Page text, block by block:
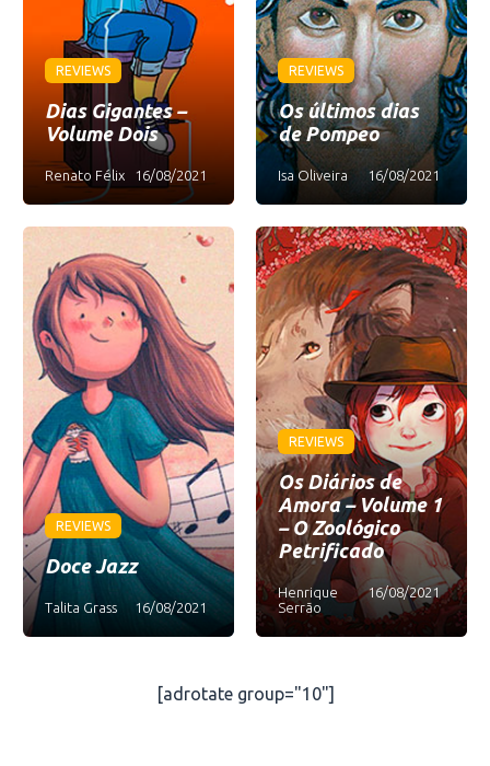
REVIEWS
Dias Gigantes –
Volume Dois
Renato Félix 16/08/2021
REVIEWS
Os últimos dias
de Pompeo
Isa Oliveira 16/08/2021
REVIEWS
Doce Jazz
Talita Grass 16/08/2021
REVIEWS
Os Diários de
Amora – Volume 1
– O Zoológico
Petrificado
Henrique
Serrão
16/08/2021
[adrotate group="10"]